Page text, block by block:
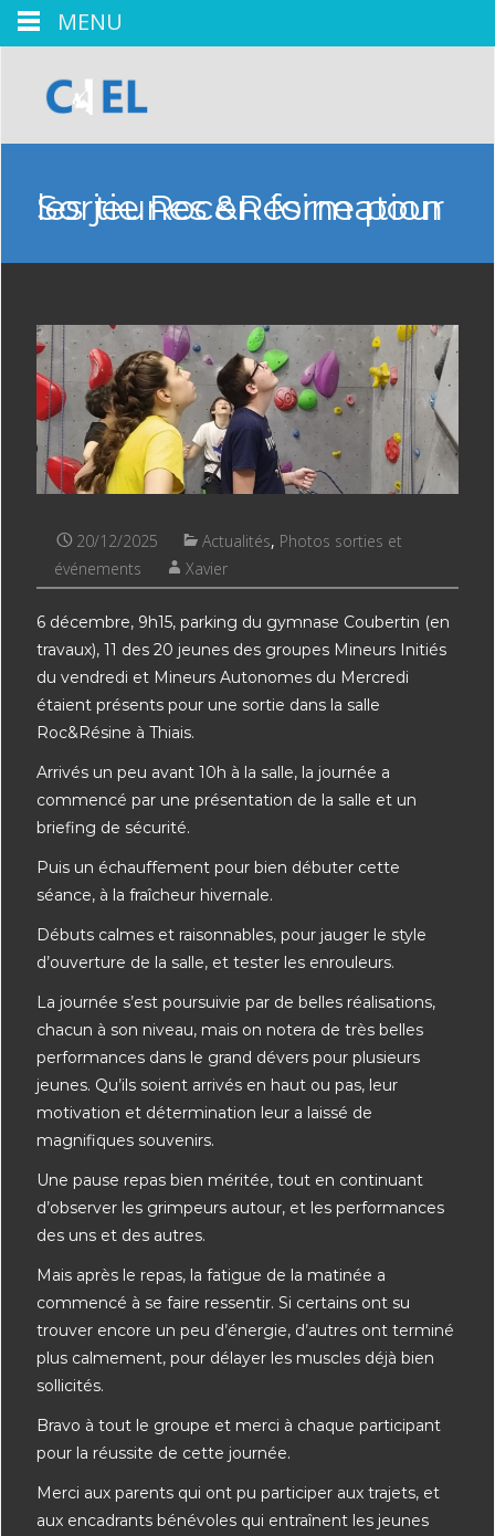
Sortie Roc&Résine pour les jeunes en formation
20/12/2025 Actualités, Photos sorties et
événements
Xavier
6 décembre, 9h15, parking du gymnase Coubertin (en
travaux), 11 des 20 jeunes des groupes Mineurs Initiés
du vendredi et Mineurs Autonomes du Mercredi
étaient présents pour une sortie dans la salle
Roc&Résine à Thiais.
Arrivés un peu avant 10h à la salle, la journée a
commencé par une présentation de la salle et un
briefing de sécurité.
Puis un échauffement pour bien débuter cette
séance, à la fraîcheur hivernale.
Débuts calmes et raisonnables, pour jauger le style
d’ouverture de la salle, et tester les enrouleurs.
La journée s’est poursuivie par de belles réalisations,
chacun à son niveau, mais on notera de très belles
performances dans le grand dévers pour plusieurs
jeunes. Qu’ils soient arrivés en haut ou pas, leur
motivation et détermination leur a laissé de
magnifiques souvenirs.
Une pause repas bien méritée, tout en continuant
d’observer les grimpeurs autour, et les performances
des uns et des autres.
Mais après le repas, la fatigue de la matinée a
commencé à se faire ressentir. Si certains ont su
trouver encore un peu d’énergie, d’autres ont terminé
plus calmement, pour délayer les muscles déjà bien
sollicités.
Bravo à tout le groupe et merci à chaque participant
pour la réussite de cette journée.
Merci aux parents qui ont pu participer aux trajets, et
aux encadrants bénévoles qui entraînent les jeunes
MENU